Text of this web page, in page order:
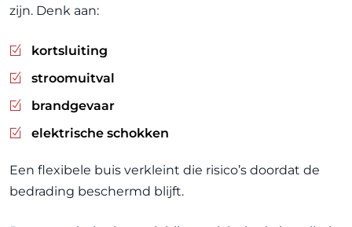
zijn. Denk aan:
kortsluiting
stroomuitval
brandgevaar
elektrische schokken
Een flexibele buis verkleint die risico’s doordat de
bedrading beschermd blijft.